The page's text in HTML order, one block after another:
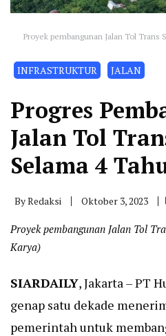
Proyek pembangunan Jalan Tol Trans
INFRASTRUKTUR JALAN
Progres
Jalan Tol
Selama 4
ByRedaksi Oktober 3, 2023
Proyek pembangunan Jalan Tol
Karya)
SIARDAILY, Jakarta – PT
genap satu dekade
pemerintah untuk